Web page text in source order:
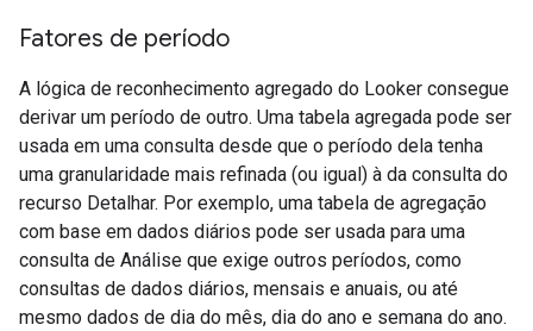
Fatores de período
A lógica de reconhecimento agregado do Looker consegue
derivar um período de outro. Uma tabela agregada pode ser
usada em uma consulta desde que o período dela tenha
uma granularidade mais refinada (ou igual) à da consulta do
recurso Detalhar. Por exemplo, uma tabela de agregação
com base em dados diários pode ser usada para uma
consulta de Análise que exige outros períodos, como
consultas de dados diários, mensais e anuais, ou até
mesmo dados de dia do mês, dia do ano e semana do ano.